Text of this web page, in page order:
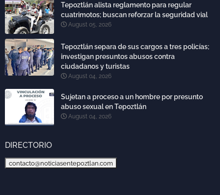
Tepoztlán alista reglamento para regular
cuatrimotos; buscan reforzar la seguridad vial
August 05, 2026
Tepoztlán separa de sus cargos a tres policías;
investigan presuntos abusos contra
ciudadanos y turistas
August 04, 2026
Sujetan a proceso a un hombre por presunto
abuso sexual en Tepoztlán
August 04, 2026
DIRECTORIO
contacto@noticiasentepoztlan.com